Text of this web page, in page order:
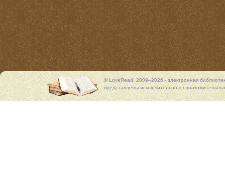
© LoveRead, 2009–2026 - электронная
представлены исключительно в